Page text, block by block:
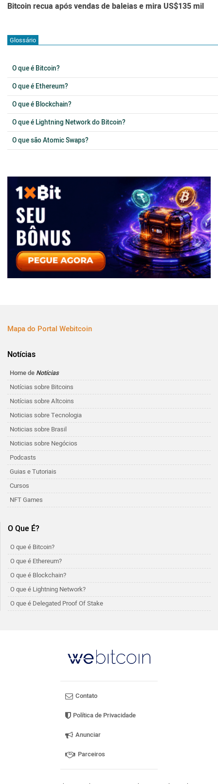
Bitcoin recua após vendas de baleias e mira US$135 mil
Glossário
O que é Bitcoin?
O que é Ethereum?
O que é Blockchain?
O que é Lightning Network do Bitcoin?
O que são Atomic Swaps?
Mapa do Portal Webitcoin
Notícias
Home de Notícias
Notícias sobre Bitcoins
Notícias sobre Altcoins
Noticias sobre Tecnologia
Noticias sobre Brasil
Noticias sobre Negócios
Podcasts
Guias e Tutoriais
Cursos
NFT Games
O Que É?
O que é Bitcoin?
O que é Ethereum?
O que é Blockchain?
O que é Lightning Network?
O que é Delegated Proof Of Stake
Contato
Política de Privacidade
Anunciar
Parceiros